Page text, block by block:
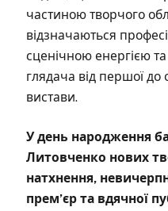
частиною творчого
відзначаються
сценічною енергією
глядача від першої до
вистави.
У день народження
Литовченко нових
натхнення,
прем’єр та вдячної